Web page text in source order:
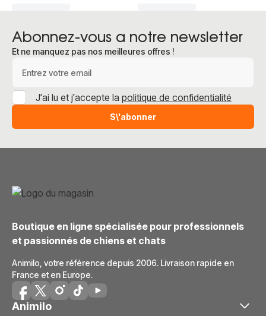
Abonnez-vous a notre newsletter
Et ne manquez pas nos meilleures offres !
S\'abonner
J’ai lu et j’accepte la politique de confidentialité
Boutique en ligne spécialisée pour professionnels
et passionnés de chiens et chats
Animilo, votre référence depuis 2006. Livraison rapide en
France et en Europe.
Animilo